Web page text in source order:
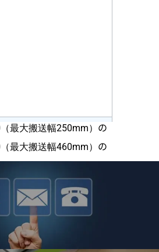
（最大搬送幅250mm）の
（最大搬送幅460mm）の